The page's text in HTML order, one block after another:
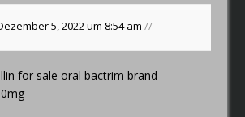
5, 2022 um 8:54 am//
for saleoral bactrim brand